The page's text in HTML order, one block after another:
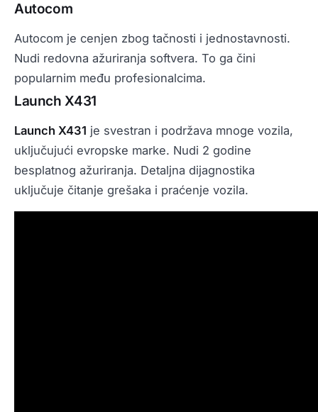
Autocom
Autocom je cenjen zbog tačnosti i jednostavnosti.
Nudi redovna ažuriranja softvera. To ga čini
popularnim među profesionalcima.
Launch X431
Launch X431 je svestran i podržava mnoge vozila,
uključujući evropske marke. Nudi 2 godine
besplatnog ažuriranja. Detaljna dijagnostika
uključuje čitanje grešaka i praćenje vozila.